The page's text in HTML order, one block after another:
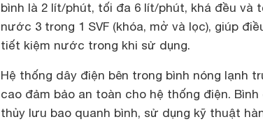
bình là 2 lít/phút, tối đa 6 lít/phút, khá đều và
nước 3 trong 1 SVF (khóa, mở và lọc), giúp
tiết kiệm nước trong khi sử dụng.
Hệ thống dây điện bên trong bình nóng lạnh
cao đảm bảo an toàn cho hệ thống điện.
thủy lưu bao quanh bình, sử dụng kỹ thuật